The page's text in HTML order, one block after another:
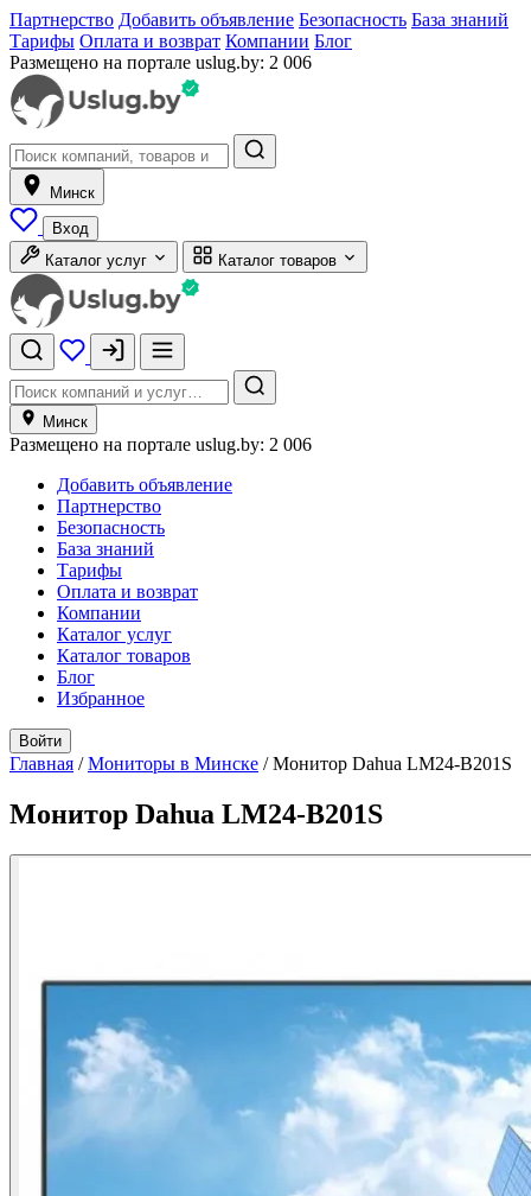
Партнерство Добавить объявление Безопасность База знаний
Тарифы Оплата и возврат Компании Блог
Размещено на портале uslug.by: 2 006
Минск
Вход
Каталог услуг
Каталог товаров
Минск
Размещено на портале uslug.by: 2 006
Добавить объявление
Партнерство
Безопасность
База знаний
Тарифы
Оплата и возврат
Компании
Каталог услуг
Каталог товаров
Блог
Избранное
Войти
Главная / Мониторы в Минске / Монитор Dahua LM24-B201S
Монитор Dahua LM24-B201S